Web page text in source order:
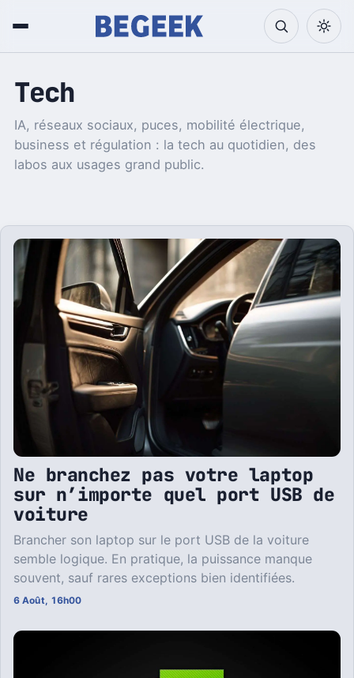
Tech
IA, réseaux sociaux, puces, mobilité électrique,
business et régulation : la tech au quotidien, des
labos aux usages grand public.
Ne branchez pas votre laptop
sur n’importe quel port USB de
voiture
Brancher son laptop sur le port USB de la voiture
semble logique. En pratique, la puissance manque
souvent, sauf rares exceptions bien identifiées.
6 Août, 16h00